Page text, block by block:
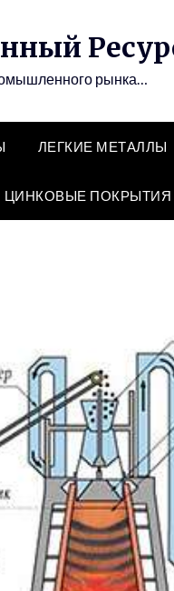
рынка…
ЛЕГКИЕ МЕТАЛЛЫ
ЦИНКОВЫЕ ПОКРЫТИЯ